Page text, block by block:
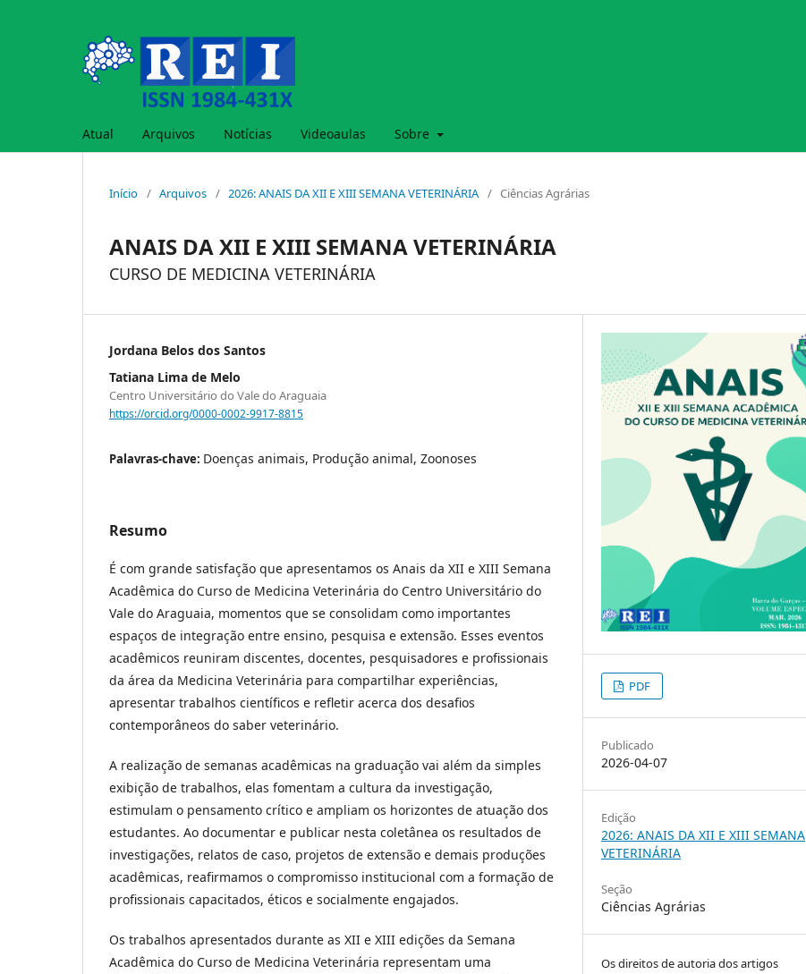
Atual Arquivos Notícias Videoaulas Sobre
Início / Arquivos / 2026: ANAIS DA XII E XIII SEMANA VETERINÁRIA / Ciências Agrárias
ANAIS DA XII E XIII SEMANA VETERINÁRIA
CURSO DE MEDICINA VETERINÁRIA
Jordana Belos dos Santos
Tatiana Lima de Melo
Centro Universitário do Vale do Araguaia
https://orcid.org/0000-0002-9917-8815
Palavras-chave: Doenças animais, Produção animal, Zoonoses
Resumo
É com grande satisfação que apresentamos os Anais da XII e XIII Semana
Acadêmica do Curso de Medicina Veterinária do Centro Universitário do
Vale do Araguaia, momentos que se consolidam como importantes
espaços de integração entre ensino, pesquisa e extensão. Esses eventos
acadêmicos reuniram discentes, docentes, pesquisadores e profissionais
da área da Medicina Veterinária para compartilhar experiências,
apresentar trabalhos científicos e refletir acerca dos desafios
contemporâneos do saber veterinário.
A realização de semanas acadêmicas na graduação vai além da simples
exibição de trabalhos, elas fomentam a cultura da investigação,
estimulam o pensamento crítico e ampliam os horizontes de atuação dos
estudantes. Ao documentar e publicar nesta coletânea os resultados de
investigações, relatos de caso, projetos de extensão e demais produções
acadêmicas, reafirmamos o compromisso institucional com a formação de
profissionais capacitados, éticos e socialmente engajados.
Os trabalhos apresentados durante as XII e XIII edições da Semana
Acadêmica do Curso de Medicina Veterinária representam uma
PDF
Publicado
2026-04-07
Edição
2026: ANAIS DA XII E XIII SEMANA
VETERINÁRIA
Seção
Ciências Agrárias
Os direitos de autoria dos artigos